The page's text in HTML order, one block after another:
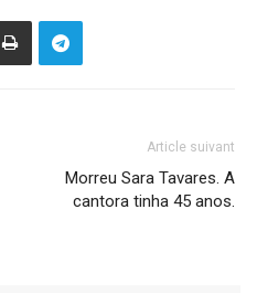
Article suivant
Morreu Sara Tavares. A
cantora tinha 45 anos.